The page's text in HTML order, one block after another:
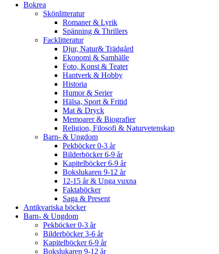
Bokrea
Skönlitteratur
Romaner & Lyrik
Spänning & Thrillers
Facklitteratur
Djur, Natur& Trädgård
Ekonomi & Samhälle
Foto, Konst & Teater
Hantverk & Hobby
Historia
Humor & Serier
Hälsa, Sport & Fritid
Mat & Dryck
Memoarer & Biografier
Religion, Filosofi & Naturvetenskap
Barn- & Ungdom
Pekböcker 0-3 år
Bilderböcker 6-9 år
Kapitelböcker 6-9 år
Bokslukaren 9-12 år
12-15 år & Unga vuxna
Faktaböcker
Saga & Present
Antikvariska böcker
Barn- & Ungdom
Pekböcker 0-3 år
Bilderböcker 3-6 år
Kapitelböcker 6-9 år
Bokslukaren 9-12 år